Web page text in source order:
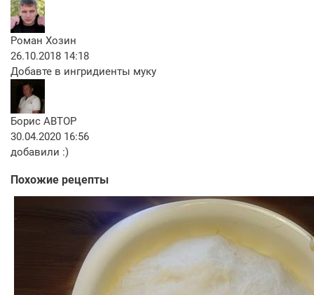
Роман Хозин
26.10.2018 14:18
Добавте в ингридиенты муку
Борис АВТОР
30.04.2020 16:56
добавили :)
Похожие рецепты